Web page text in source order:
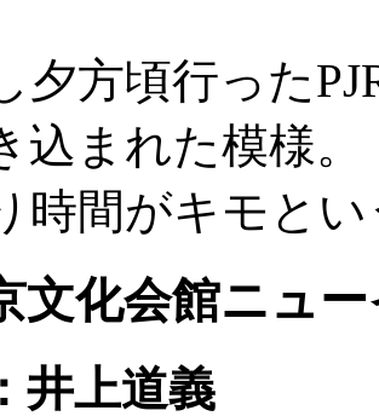
夕方頃行った
込まれた模様。
時間がキモと
文化会館ニュ
井上道義